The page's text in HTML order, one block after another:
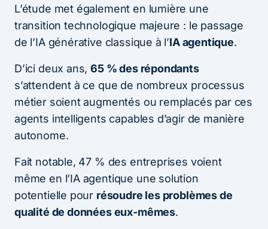
L’étude met également en lumière une
transition technologique majeure : le passage
de l’IA générative classique à l’IA agentique.
D’ici deux ans,65 % des répondants
s’attendent à ce que de nombreux processus
métier soient augmentés ou remplacés par ces
agents intelligents capables d’agir de manière
autonome.
Fait notable, 47 % des entreprises voient
même en l’IA agentique une solution
potentielle pour résoudre les problèmes de
qualité de données eux-mêmes.